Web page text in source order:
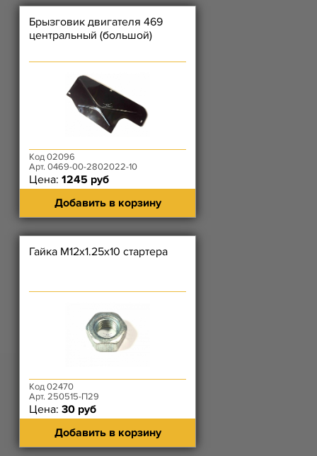
Брызговик двигателя 469
центральный (большой)
Код 02096
Арт. 0469-00-2802022-10
Цена: 1245 руб
Добавить в корзину
Гайка М12х1.25х10 стартера
Код 02470
Арт. 250515-П29
Цена: 30 руб
Добавить в корзину